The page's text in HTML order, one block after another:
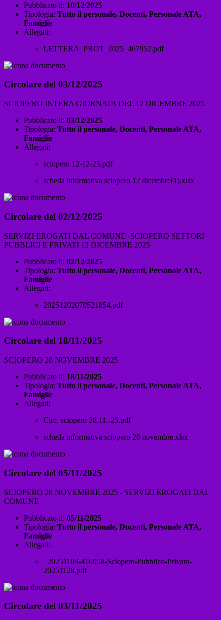
Pubblicato il: 10/12/2025
Tipologia: Tutto il personale, Docenti, Personale ATA,
Famiglie
Allegati:
LETTERA_PROT_2025_467952.pdf
Circolare del 03/12/2025
SCIOPERO INTERA GIORNATA DEL 12 DICEMBRE 2025
Pubblicato il: 03/12/2025
Tipologia: Tutto il personale, Docenti, Personale ATA,
Famiglie
Allegati:
sciopero 12-12-25.pdf
scheda informativa sciopero 12 dicembre(1).xlsx
Circolare del 02/12/2025
SERVIZI EROGATI DAL COMUNE -SCIOPERO SETTORI
PUBBLICI E PRIVATI 12 DICEMBRE 2025
Pubblicato il: 02/12/2025
Tipologia: Tutto il personale, Docenti, Personale ATA,
Famiglie
Allegati:
20251202070521854.pdf
Circolare del 18/11/2025
SCIOPERO 28 NOVEMBRE 2025
Pubblicato il: 18/11/2025
Tipologia: Tutto il personale, Docenti, Personale ATA,
Famiglie
Allegati:
Circ. sciopero 28.11.-25.pdf
scheda informativa sciopero 28 novembre.xlsx
Circolare del 05/11/2025
SCIOPERO 28 NOVEMBRE 2025 - SERVIZI EROGATI DAL
COMUNE
Pubblicato il: 05/11/2025
Tipologia: Tutto il personale, Docenti, Personale ATA,
Famiglie
Allegati:
_20251104-416958-Sciopero-Pubblico-Privato-
20251128.pdf
Circolare del 03/11/2025